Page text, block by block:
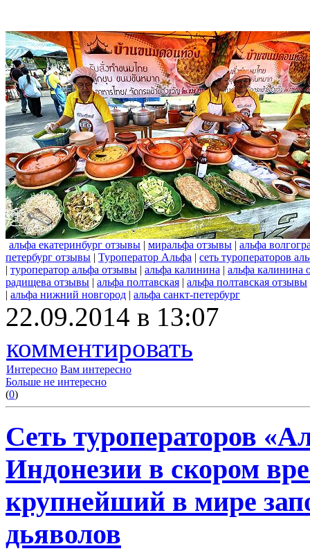
альфа екатеринбург отзывы | миральфа отзывы | альфа
петербург отзывы | Туроператор Альфа | сеть туроператоров
| туроператор альфа отзывы | альфа калинина | альфа калинина
радищева отзывы | альфа полтавская | альфа полтавская отзывы
| альфа нижний новгород | альфа санкт-петербург
22.09.2014 в 13:07
комментировать
Интересно Вам интересно
Больше не интересно
(0)
Сеть туроператоров
Индонезии в скором
крупнейший в мире
дьяволов